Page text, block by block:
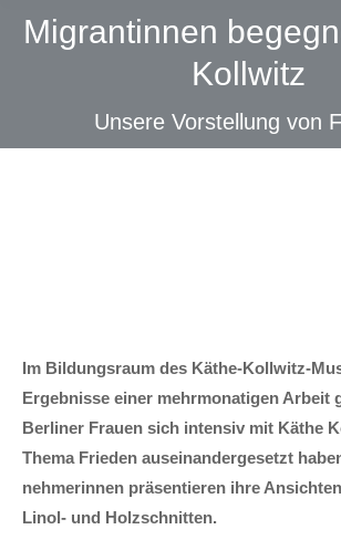
Migrantinnen
Kollwitz
Unsere Vorstellung von
Im Bildungs­raum des Käthe-Kollwitz-
Er­gebnisse einer mehr­monatigen Arbeit
Berliner Frauen sich intensiv mit Käthe
Thema Frieden aus­einander­gesetzt
nehmerinnen präsen­tieren ihre
Linol- und Holz­schnitten.